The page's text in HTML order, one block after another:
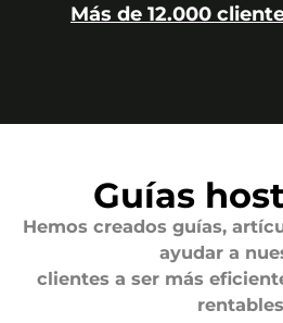
Más de 12.000
Guías
Hemos creados guías,
ayudar a
clientes a ser más